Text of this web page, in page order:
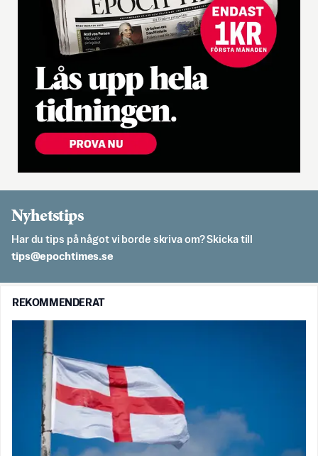
Nyhetstips
Har du tips på något vi borde skriva om? Skicka till
es.semithcope@spit
REKOMMENDERAT